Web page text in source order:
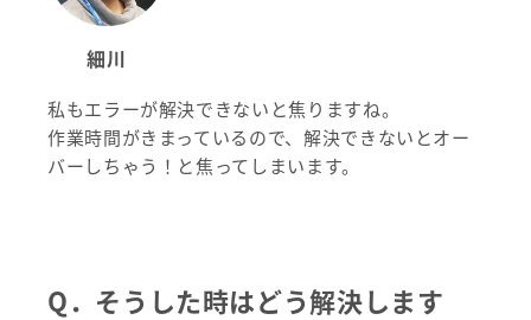
細川
私もエラーが解決できないと焦りますね。
作業時間がきまっているので、解決できないとオー
バーしちゃう！と焦ってしまいます。
Q．そうした時はどう解決します